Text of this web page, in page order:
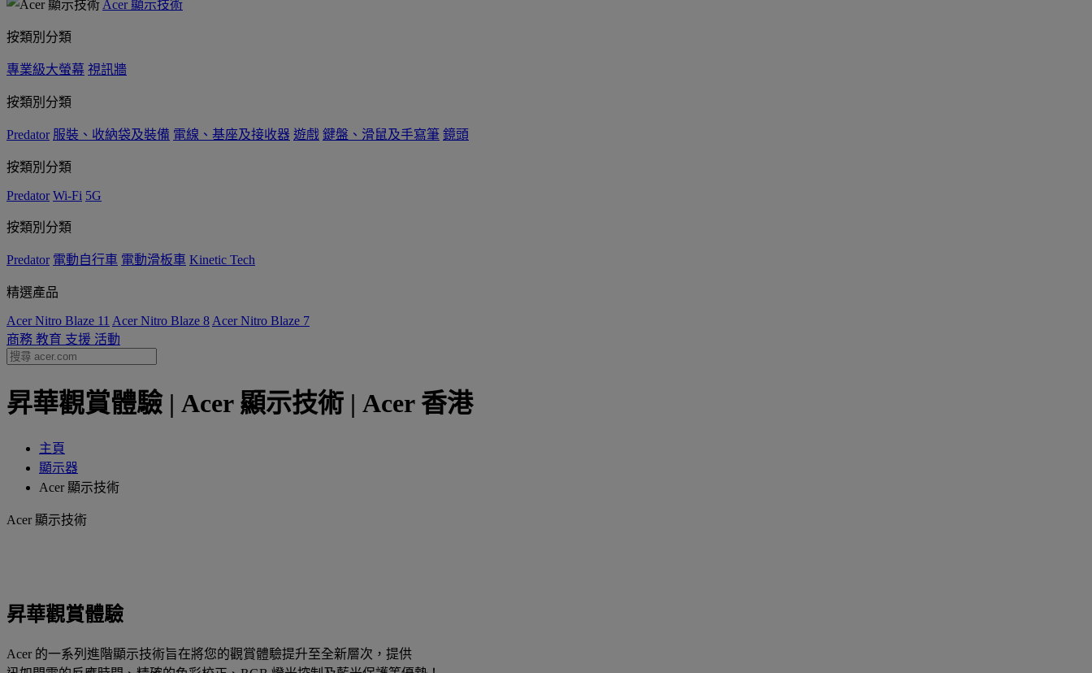
Acer 顯示技術
按類別分類
專業級大螢幕 視訊牆
按類別分類
Predator 服裝、收納袋及裝備 電線、基座及接收器 遊戲 鍵盤、滑鼠及手寫筆 鏡頭
按類別分類
Predator Wi-Fi 5G
按類別分類
Predator 電動自行車 電動滑板車 Kinetic Tech
精選產品
Acer Nitro Blaze 11 Acer Nitro Blaze 8 Acer Nitro Blaze 7
商務 教育 支援 活動
昇華觀賞體驗 | Acer 顯示技術 | Acer 香港
主頁
顯示器
Acer 顯示技術
Acer 顯示技術
昇華觀賞體驗
Acer 的一系列進階顯示技術旨在將您的觀賞體驗提升至全新層次，提供